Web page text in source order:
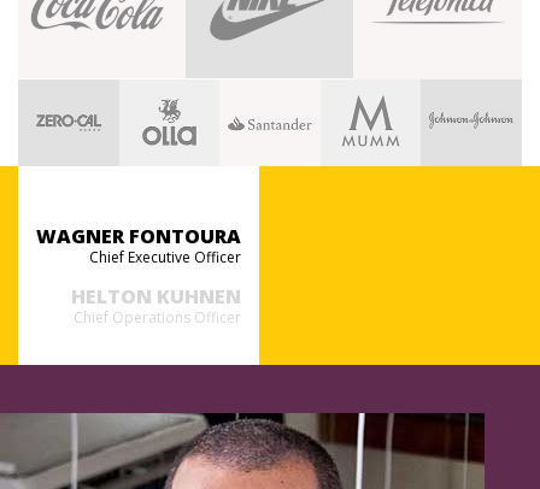
WAGNER FONTOURA
Chief Executive Officer
HELTON KUHNEN
Chief Operations Officer